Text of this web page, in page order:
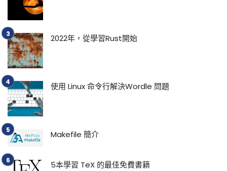
2022年，從學習Rust開始
使用 Linux 命令行解決Wordle 問題
Makefile 簡介
5本學習 TeX 的最佳免費書籍